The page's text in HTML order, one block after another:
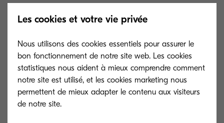
Les cookies et votre vie privée
Nous utilisons des cookies essentiels pour assurer le
bon fonctionnement de notre site web. Les cookies
statistiques nous aident à mieux comprendre comment
notre site est utilisé, et les cookies marketing nous
permettent de mieux adapter le contenu aux visiteurs
de notre site.